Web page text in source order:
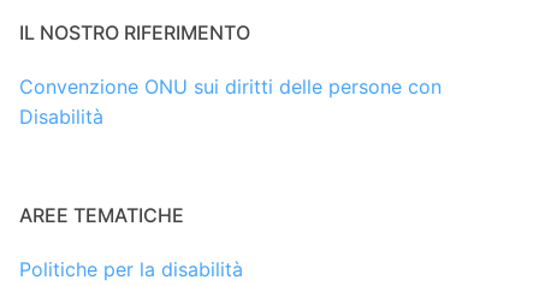
IL NOSTRO RIFERIMENTO
Convenzione ONU sui diritti delle persone con
Disabilità
AREE TEMATICHE
Politiche per la disabilità